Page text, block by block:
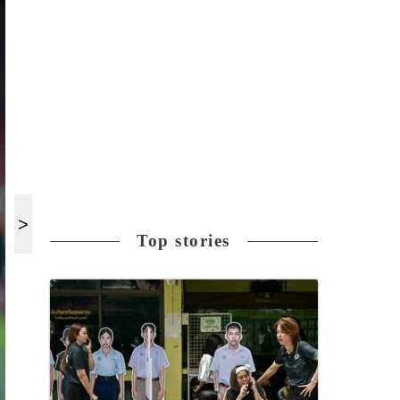
Top stories